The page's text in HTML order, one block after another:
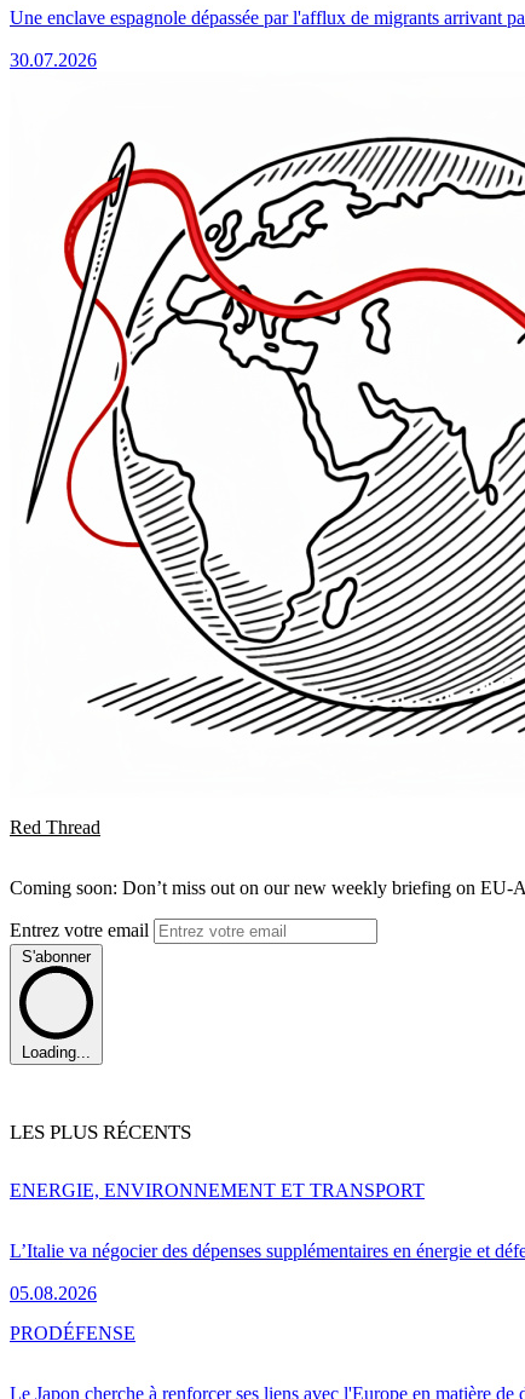
Une enclave espagnole dépassée par l'afflux de migrants arrivant
30.07.2026
Red Thread
Coming soon: Don’t miss out on our new weekly briefing on EU-
Entrez votre email
S'abonner
Loading...
LES PLUS RÉCENTS
L’Italie va négocier des dépenses supplémentaires en énergie et
05.08.2026
ENERGIE, ENVIRONNEMENT ET TRANSPORT
Le Japon cherche à renforcer ses liens avec l'Europe en matière de
PRODÉFENSE